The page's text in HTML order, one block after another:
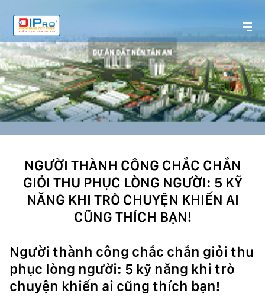
NGƯỜI THÀNH CÔNG CHẮC CHẮN
GIỎI THU PHỤC LÒNG NGƯỜI: 5 KỸ
NĂNG KHI TRÒ CHUYỆN KHIẾN AI
CŨNG THÍCH BẠN!
Người thành công chắc chắn giỏi thu
phục lòng người: 5 kỹ năng khi trò
chuyện khiến ai cũng thích bạn!